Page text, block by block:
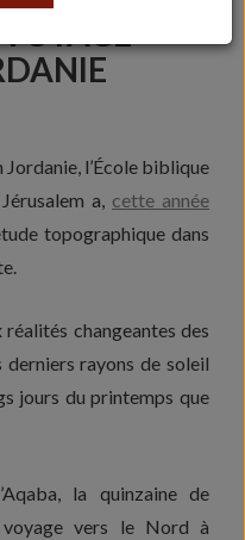
Jordanie, l’École biblique
a, cette année
topographique dans
réalités changeantes des
derniers rayons de soleil
jours du printemps que
la quinzaine de
vers le Nord à